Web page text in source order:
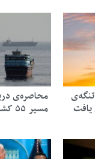
یافت
محاصره‌ی
مسیر ۵۵ کشتی را تغییر دادیم